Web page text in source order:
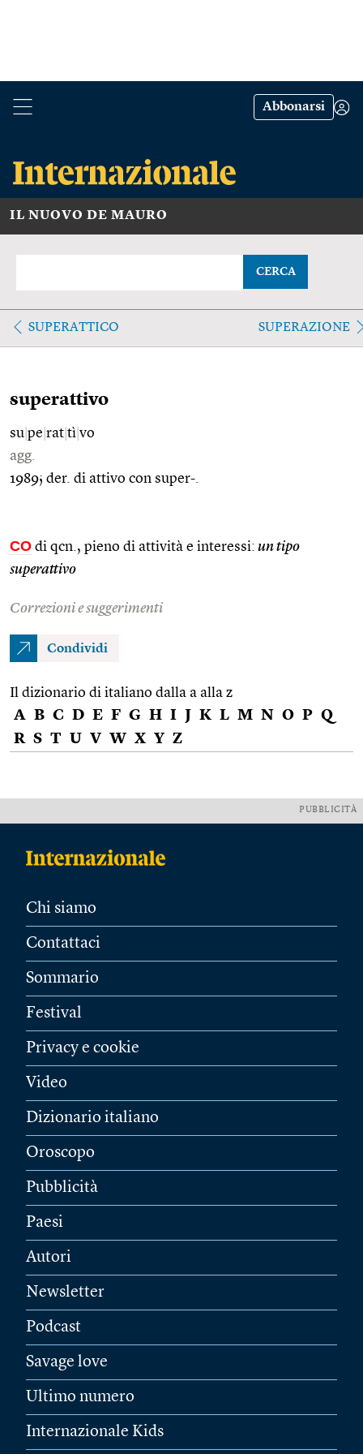
Abbonarsi
IL NUOVO DE MAURO
CERCA
SUPERATTICO SUPERAZIONE
superattivo
su pe rat tì vo
agg.
1989; der. di attivo con super-.
CO di qcn., pieno di attività e interessi: un tipo
superattivo
Correzioni e suggerimenti
Condividi
Il dizionario di italiano dalla a alla z
A B C D E F G H I J K L M N O P Q
R S T U V W X Y Z
PUBBLICITÀ
Chi siamo
Contattaci
Sommario
Festival
Privacy e cookie
Video
Dizionario italiano
Oroscopo
Pubblicità
Paesi
Autori
Newsletter
Podcast
Savage love
Ultimo numero
Internazionale Kids